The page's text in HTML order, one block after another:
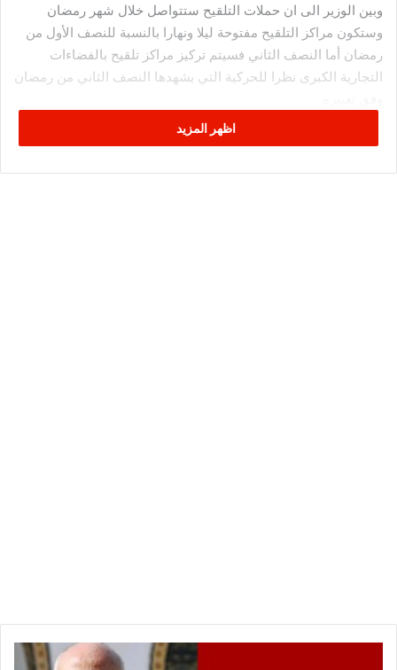
وبين الوزير الى ان حملات التلقيح ستتواصل خلال شهر رمضان
وستكون مراكز التلقيح مفتوحة ليلا ونهارا بالنسبة للنصف الأول من
رمضان أما النصف الثاني فسيتم تركيز مراكز تلقيح بالفضاءات
التجارية الكبرى نظرا للحركية التي يشهدها النصف الثاني من رمضان
اظهر المزيد